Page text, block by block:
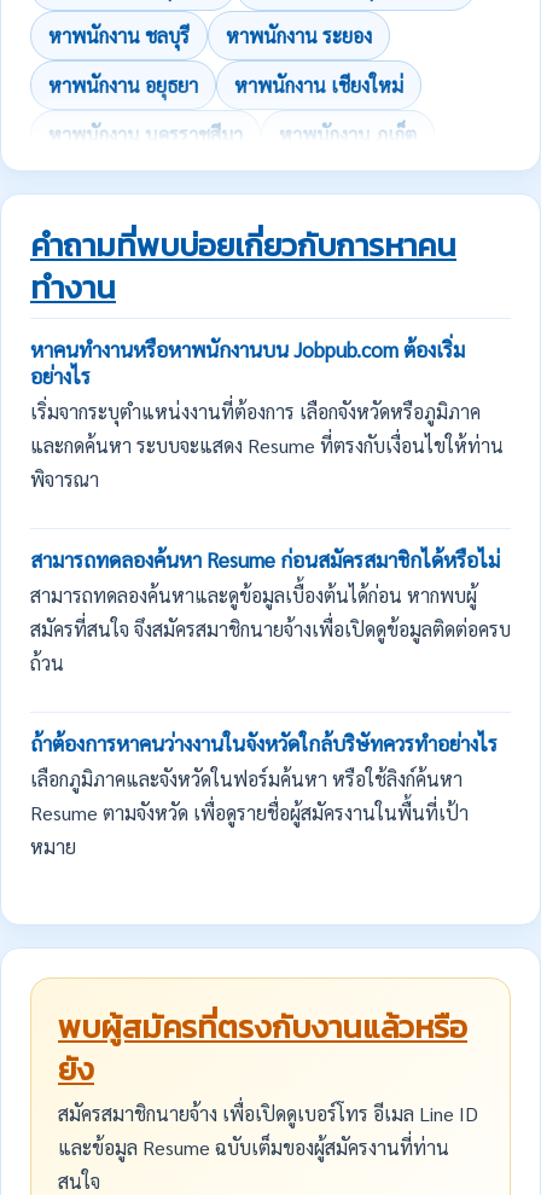
หาพนักงาน ชลบุรี
หาพนักงาน ระยอง
หาพนักงาน อยุธยา
หาพนักงาน เชียงใหม่
หาพนักงาน นครราชสีมา
หาพนักงาน ภูเก็ต
คำถามที่พบบ่อยเกี่ยวกับการหาคน
ทำงาน
หาคนทำงานหรือหาพนักงานบน Jobpub.com ต้องเริ่ม
อย่างไร
เริ่มจากระบุตำแหน่งงานที่ต้องการ เลือกจังหวัดหรือภูมิภาค
และกดค้นหา ระบบจะแสดง Resume ที่ตรงกับเงื่อนไขให้ท่าน
พิจารณา
สามารถทดลองค้นหา Resume ก่อนสมัครสมาชิกได้หรือไม่
สามารถทดลองค้นหาและดูข้อมูลเบื้องต้นได้ก่อน หากพบผู้
สมัครที่สนใจ จึงสมัครสมาชิกนายจ้างเพื่อเปิดดูข้อมูลติดต่อครบ
ถ้วน
ถ้าต้องการหาคนว่างงานในจังหวัดใกล้บริษัทควรทำอย่างไร
เลือกภูมิภาคและจังหวัดในฟอร์มค้นหา หรือใช้ลิงก์ค้นหา
Resume ตามจังหวัด เพื่อดูรายชื่อผู้สมัครงานในพื้นที่เป้า
หมาย
พบผู้สมัครที่ตรงกับงานแล้วหรือ
ยัง
สมัครสมาชิกนายจ้าง เพื่อเปิดดูเบอร์โทร อีเมล Line ID
และข้อมูล Resume ฉบับเต็มของผู้สมัครงานที่ท่าน
สนใจ